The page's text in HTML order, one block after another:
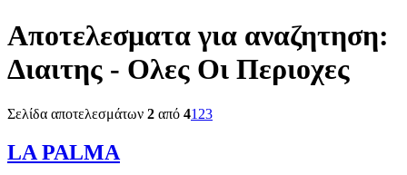
Αποτελεσματα για αναζητηση:
Διαιτης - Ολες Οι Περιοχες
Σελίδα αποτελεσμάτων 2 από 41 23
LA PALMA